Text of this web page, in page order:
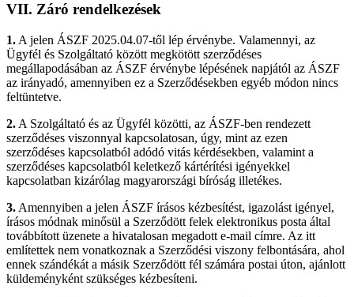
VII. Záró rendelkezések
1. A jelen ÁSZF 2025.04.07-től lép érvénybe. Valamennyi, az
Ügyfél és Szolgáltató között megkötött szerződéses
megállapodásában az ÁSZF érvénybe lépésének napjától az ÁSZF
az irányadó, amennyiben ez a Szerződésekben egyéb módon nincs
feltüntetve.
2. A Szolgáltató és az Ügyfél közötti, az ÁSZF-ben rendezett
szerződéses viszonnyal kapcsolatosan, úgy, mint az ezen
szerződéses kapcsolatból adódó vitás kérdésekben, valamint a
szerződéses kapcsolatból keletkező kártérítési igényekkel
kapcsolatban kizárólag magyarországi bíróság illetékes.
3. Amennyiben a jelen ÁSZF írásos kézbesítést, igazolást igényel,
írásos módnak minősül a Szerződött felek elektronikus posta által
továbbított üzenete a hivatalosan megadott e-mail címre. Az itt
említettek nem vonatkoznak a Szerződési viszony felbontására, ahol
ennek szándékát a másik Szerződött fél számára postai úton, ajánlott
küldeményként szükséges kézbesíteni.